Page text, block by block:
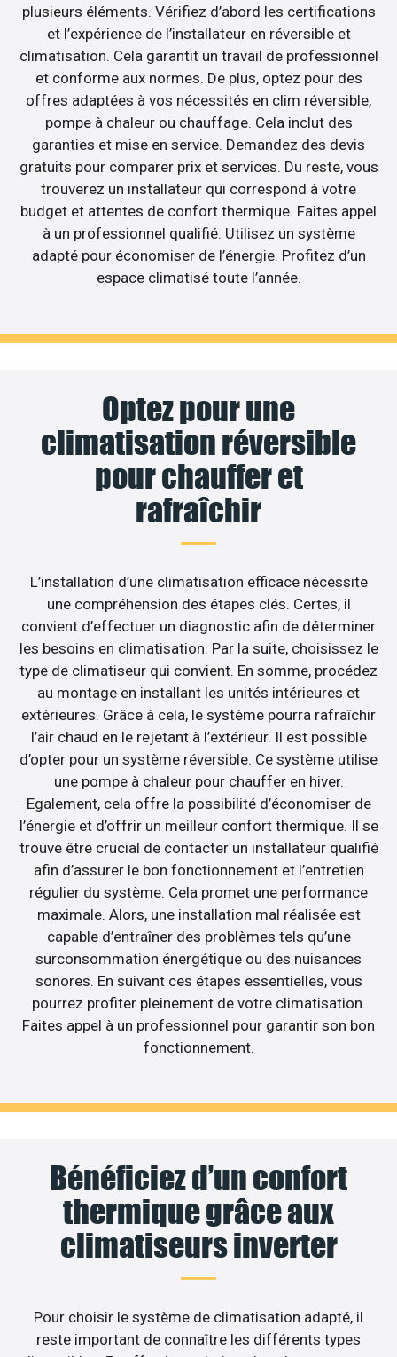
plusieurs éléments. Vérifiez d’abord les certifications
et l’expérience de l’installateur en réversible et
climatisation. Cela garantit un travail de professionnel
et conforme aux normes. De plus, optez pour des
offres adaptées à vos nécessités en clim réversible,
pompe à chaleur ou chauffage. Cela inclut des
garanties et mise en service. Demandez des devis
gratuits pour comparer prix et services. Du reste, vous
trouverez un installateur qui correspond à votre
budget et attentes de confort thermique. Faites appel
à un professionnel qualifié. Utilisez un système
adapté pour économiser de l’énergie. Profitez d’un
espace climatisé toute l’année.
Optez pour une
climatisation réversible
pour chauffer et
rafraîchir
L’installation d’une climatisation efficace nécessite
une compréhension des étapes clés. Certes, il
convient d’effectuer un diagnostic afin de déterminer
les besoins en climatisation. Par la suite, choisissez le
type de climatiseur qui convient. En somme, procédez
au montage en installant les unités intérieures et
extérieures. Grâce à cela, le système pourra rafraîchir
l’air chaud en le rejetant à l’extérieur. Il est possible
d’opter pour un système réversible. Ce système utilise
une pompe à chaleur pour chauffer en hiver.
Egalement, cela offre la possibilité d’économiser de
l’énergie et d’offrir un meilleur confort thermique. Il se
trouve être crucial de contacter un installateur qualifié
afin d’assurer le bon fonctionnement et l’entretien
régulier du système. Cela promet une performance
maximale. Alors, une installation mal réalisée est
capable d’entraîner des problèmes tels qu’une
surconsommation énergétique ou des nuisances
sonores. En suivant ces étapes essentielles, vous
pourrez profiter pleinement de votre climatisation.
Faites appel à un professionnel pour garantir son bon
fonctionnement.
Bénéficiez d’un confort
thermique grâce aux
climatiseurs inverter
Pour choisir le système de climatisation adapté, il
reste important de connaître les différents types